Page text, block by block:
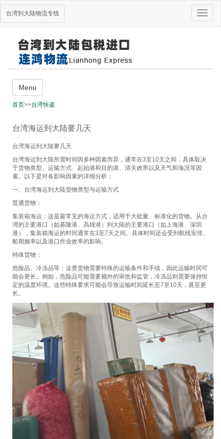
台湾到大陆物流专线
Toggle
主营业务
台湾海运到大陆
台湾到大陆货运
大陆到台湾搬家
台湾到大陆进口
栏目导航
关于我们
主营业务
新闻资讯
台湾快递
托运展示
联系我们
Close Menu
Menu
首页>>台湾快递
台湾海运到大陆要几天
台湾海运到大陆要几天
台湾海运到大陆所需时间因多种因素而异，通常在3至10天之间，具体取决
于货物类型、运输方式、起始港和目的港、清关效率以及天气和海况等因
素。以下是对各影响因素的详细分析：
一、台湾海运到大陆货物类型与运输方式
普通货物：
集装箱海运：这是最常见的海运方式，适用于大批量、标准化的货物。从台
湾的主要港口（如基隆港、高雄港）到大陆的主要港口（如上海港、深圳
港），集装箱海运的时间通常在3至7天之间。具体时间还会受到航线安排、
船期频率以及港口作业效率的影响。
特殊货物：
危险品、冷冻品等：这类货物需要特殊的运输条件和手续，因此运输时间可
能会更长。例如，危险品可能需要额外的审批和监管，冷冻品则需要保持恒
定的温度环境。这些特殊要求可能会导致运输时间延长至7至10天，甚至更
长。